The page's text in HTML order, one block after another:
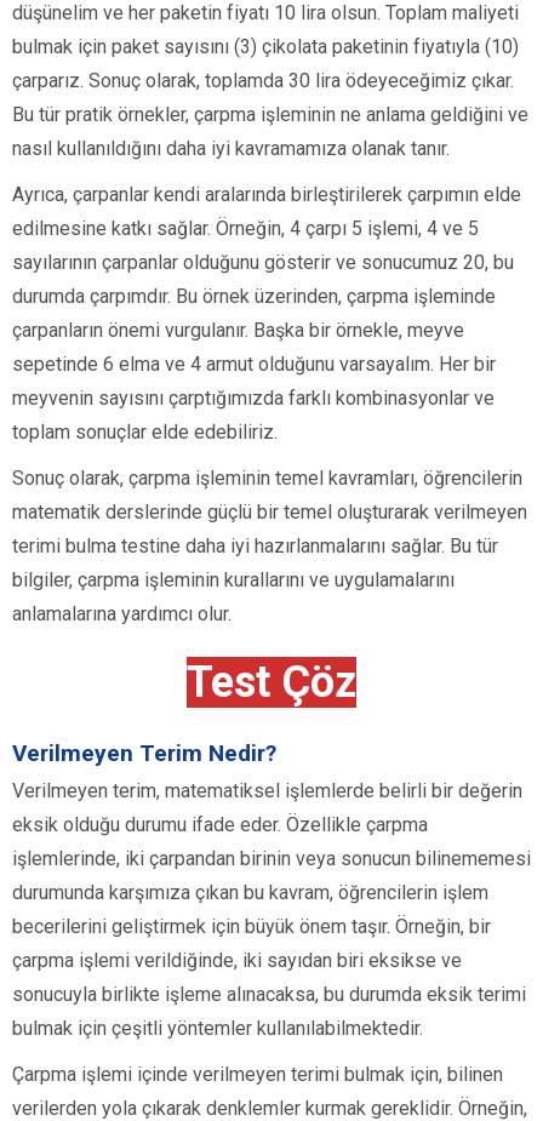
düşünelim ve her paketin fiyatı 10 lira olsun. Toplam maliyeti
bulmak için paket sayısını (3) çikolata paketinin fiyatıyla (10)
çarparız. Sonuç olarak, toplamda 30 lira ödeyeceğimiz çıkar.
Bu tür pratik örnekler, çarpma işleminin ne anlama geldiğini ve
nasıl kullanıldığını daha iyi kavramamıza olanak tanır.
Ayrıca, çarpanlar kendi aralarında birleştirilerek çarpımın elde
edilmesine katkı sağlar. Örneğin, 4 çarpı 5 işlemi, 4 ve 5
sayılarının çarpanlar olduğunu gösterir ve sonucumuz 20, bu
durumda çarpımdır. Bu örnek üzerinden, çarpma işleminde
çarpanların önemi vurgulanır. Başka bir örnekle, meyve
sepetinde 6 elma ve 4 armut olduğunu varsayalım. Her bir
meyvenin sayısını çarptığımızda farklı kombinasyonlar ve
toplam sonuçlar elde edebiliriz.
Sonuç olarak, çarpma işleminin temel kavramları, öğrencilerin
matematik derslerinde güçlü bir temel oluşturarak verilmeyen
terimi bulma testine daha iyi hazırlanmalarını sağlar. Bu tür
bilgiler, çarpma işleminin kurallarını ve uygulamalarını
anlamalarına yardımcı olur.
Test Çöz
Verilmeyen Terim Nedir?
Verilmeyen terim, matematiksel işlemlerde belirli bir değerin
eksik olduğu durumu ifade eder. Özellikle çarpma
işlemlerinde, iki çarpandan birinin veya sonucun bilinememesi
durumunda karşımıza çıkan bu kavram, öğrencilerin işlem
becerilerini geliştirmek için büyük önem taşır. Örneğin, bir
çarpma işlemi verildiğinde, iki sayıdan biri eksikse ve
sonucuyla birlikte işleme alınacaksa, bu durumda eksik terimi
bulmak için çeşitli yöntemler kullanılabilmektedir.
Çarpma işlemi içinde verilmeyen terimi bulmak için, bilinen
verilerden yola çıkarak denklemler kurmak gereklidir. Örneğin,